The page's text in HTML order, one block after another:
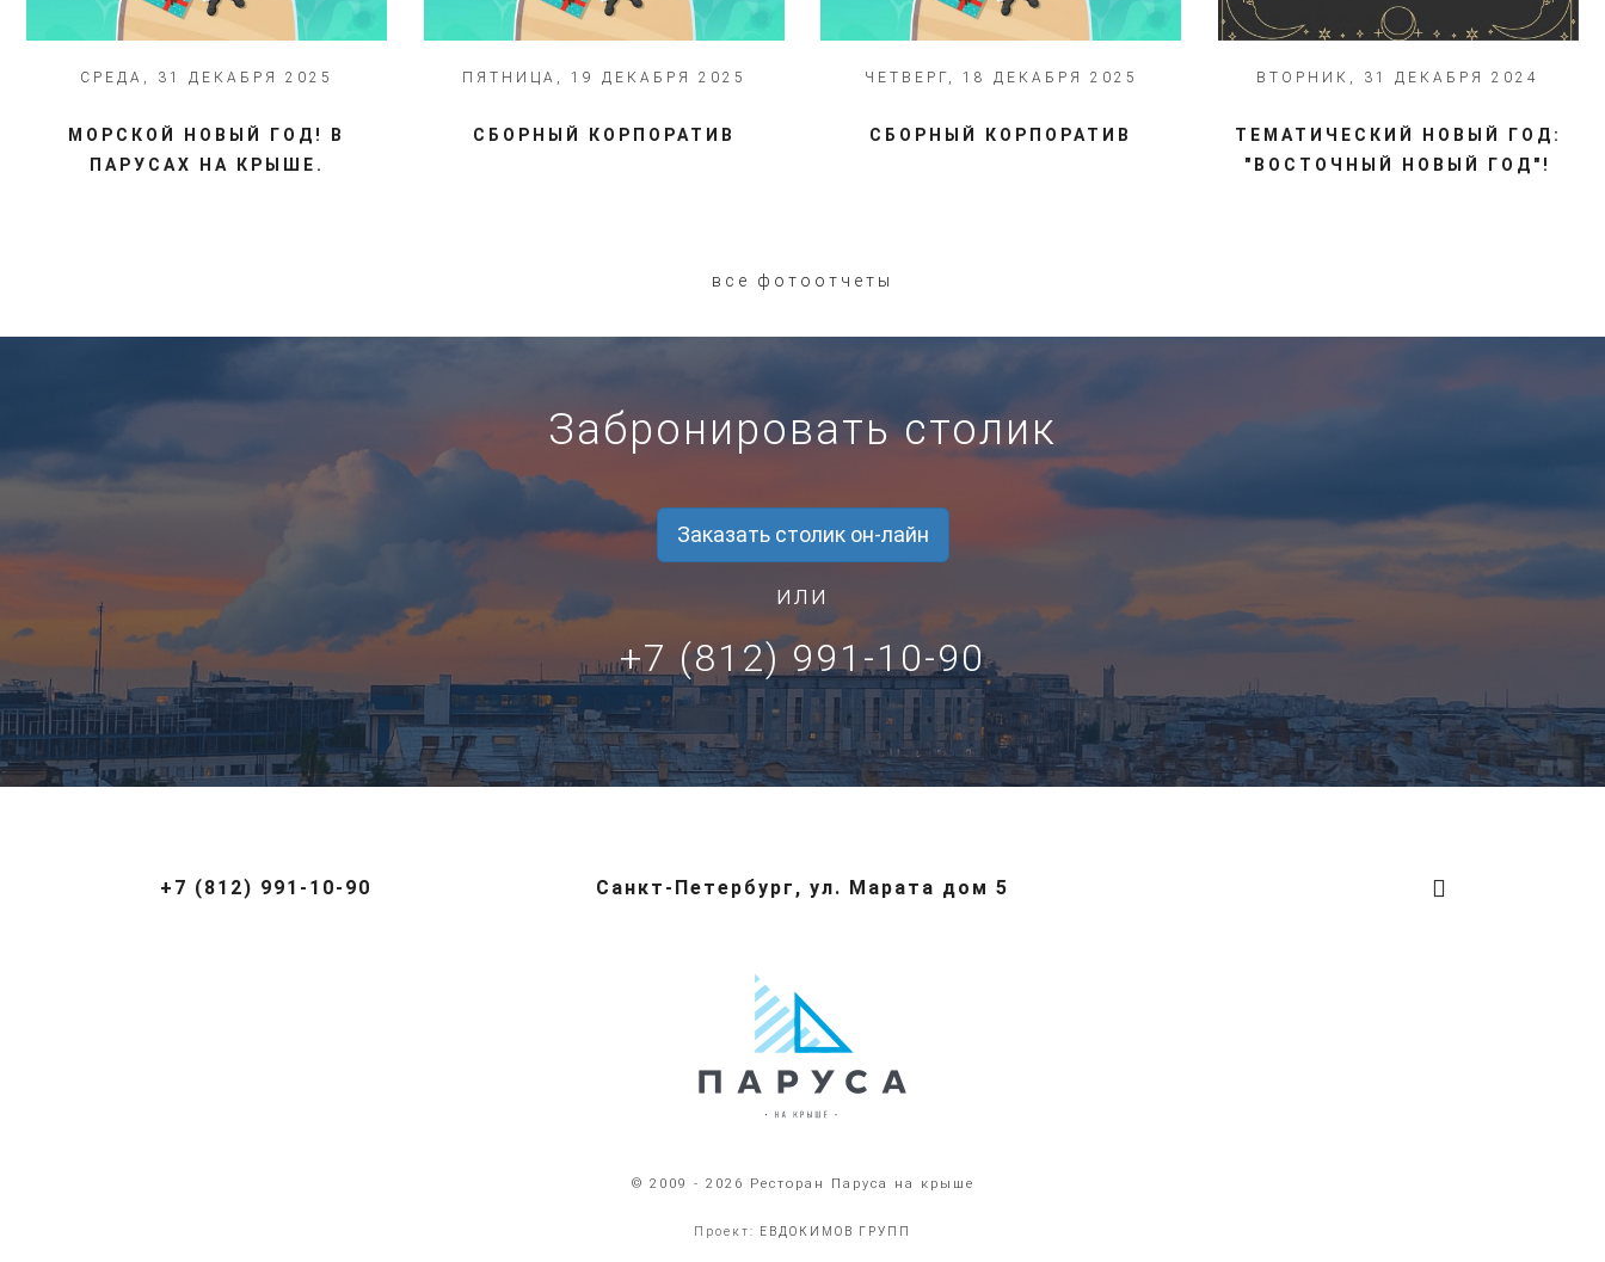
СРЕДА, 31 ДЕКАБРЯ 2025
МОРСКОЙ НОВЫЙ ГОД! В
ПАРУСАХ НА КРЫШЕ.
ПЯТНИЦА, 19 ДЕКАБРЯ 2025
СБОРНЫЙ КОРПОРАТИВ
ЧЕТВЕРГ, 18 ДЕКАБРЯ 2025
СБОРНЫЙ КОРПОРАТИВ
ВТОРНИК, 31 ДЕКАБРЯ 2024
ТЕМАТИЧЕСКИЙ НОВЫЙ ГОД:
"ВОСТОЧНЫЙ НОВЫЙ ГОД"!
все фотоотчеты
Забронировать столик
Заказать столик он-лайн
или
+7 (812) 991-10-90
+7 (812) 991-10-90 Санкт-Петербург, ул. Марата дом 5
© 2009 - 2026 Ресторан Паруса на крыше
Проект: ЕВДОКИМОВ ГРУПП